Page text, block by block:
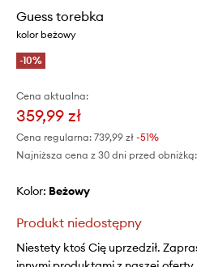
Guess torebka
kolor beżowy
-10%
Cena aktualna:
359,99 zł
Cena regularna: 739,99 zł -51%
Najniższa cena z 30 dni przed obniżką:
Kolor: beżowy
Produkt niedostępny
Niestety ktoś Cię uprzedził.